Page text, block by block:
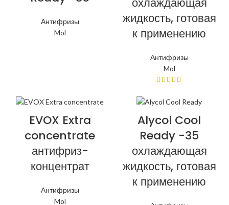
Антифризы
Mol
жидкость, готовая
к применению
Антифризы
Mol
EVOX Extra
concentrate
антифриз-
концентрат
Антифризы
Mol
Alycol Cool
Ready -35
охлаждающая
жидкость, готовая
к применению